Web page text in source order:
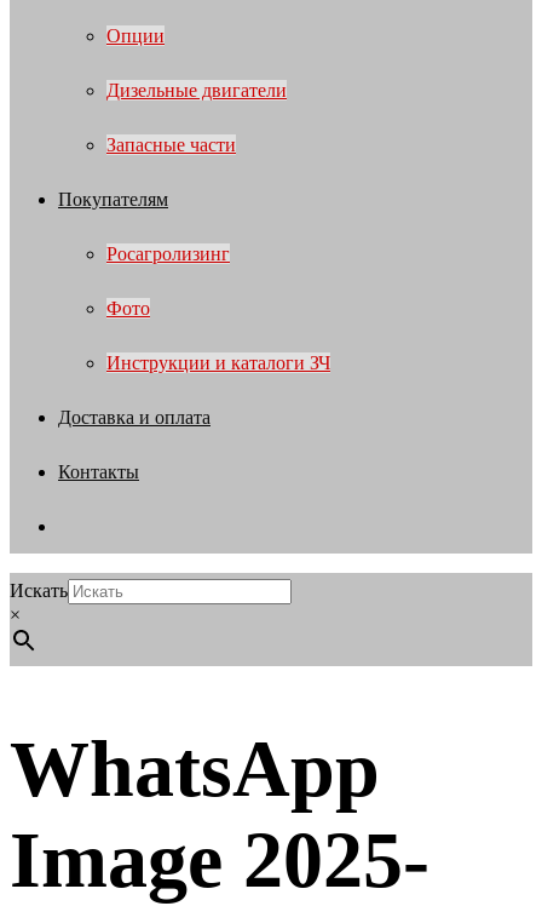
Опции
Дизельные двигатели
Запасные части
Покупателям
Росагролизинг
Фото
Инструкции и каталоги ЗЧ
Доставка и оплата
Контакты
Искать
×
WhatsApp
Image 2025-